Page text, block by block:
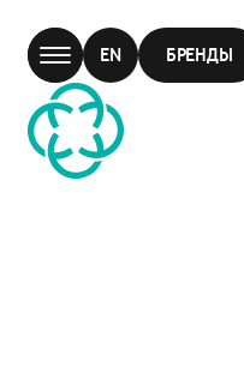
EN БРЕНДЫ